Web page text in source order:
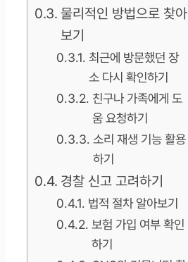
물리적인 방법으로 찾아
보기
최근에 방문했던 장
소 다시 확인하기
친구나 가족에게 도
움 요청하기
소리 재생 기능 활용
하기
경찰 신고 고려하기
법적 절차 알아보기
보험 가입 여부 확인
하기